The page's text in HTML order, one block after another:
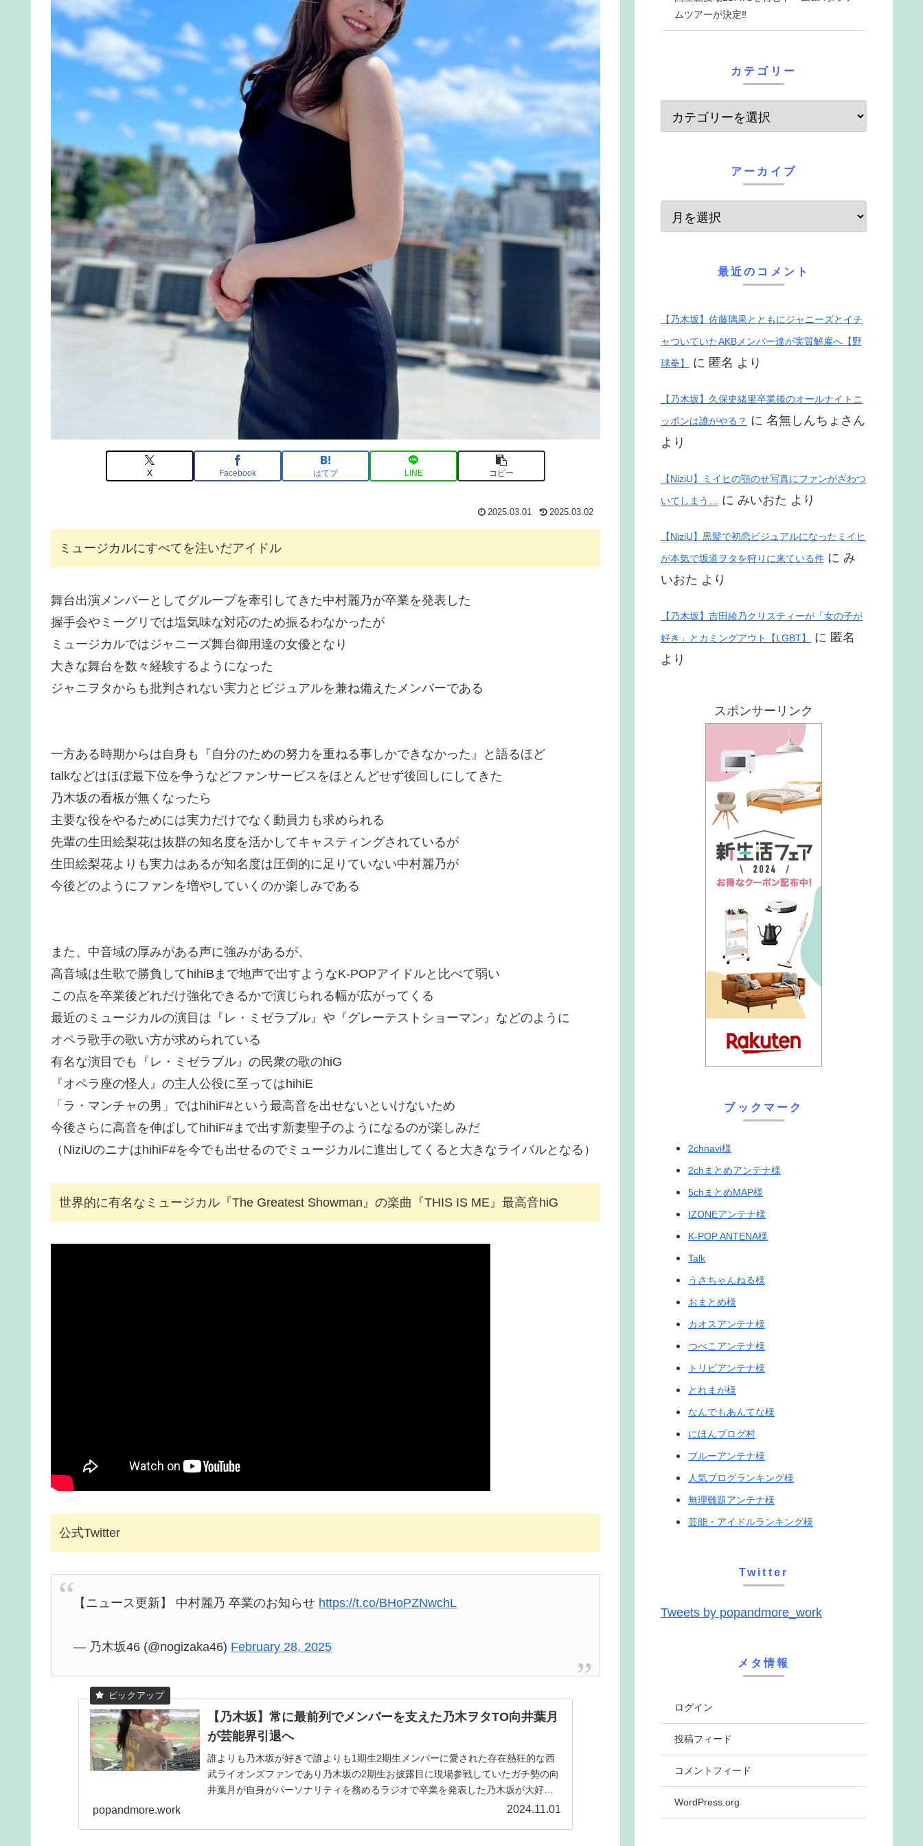
X Facebook はてブ LINE コピー
2025.03.01 2025.03.02
ミュージカルにすべてを注いだアイドル
舞台出演メンバーとしてグループを牽引してきた中村麗乃が卒業を発表した
握手会やミーグリでは塩気味な対応のため振るわなかったが
ミュージカルではジャニーズ舞台御用達の女優となり
大きな舞台を数々経験するようになった
ジャニヲタからも批判されない実力とビジュアルを兼ね備えたメンバーである
一方ある時期からは自身も『自分のための努力を重ねる事しかできなかった』と語るほど
talkなどはほぼ最下位を争うなどファンサービスをほとんどせず後回しにしてきた
乃木坂の看板が無くなったら
主要な役をやるためには実力だけでなく動員力も求められる
先輩の生田絵梨花は抜群の知名度を活かしてキャスティングされているが
生田絵梨花よりも実力はあるが知名度は圧倒的に足りていない中村麗乃が
今後どのようにファンを増やしていくのか楽しみである
また、中音域の厚みがある声に強みがあるが、
高音域は生歌で勝負してhihiBまで地声で出すようなK-POPアイドルと比べて弱い
この点を卒業後どれだけ強化できるかで演じられる幅が広がってくる
最近のミュージカルの演目は『レ・ミゼラブル』や『グレーテストショーマン』などのように
オペラ歌手の歌い方が求められている
有名な演目でも『レ・ミゼラブル』の民衆の歌のhiG
『オペラ座の怪人』の主人公役に至ってはhihiE
「ラ・マンチャの男」ではhihiF#という最高音を出せないといけないため
今後さらに高音を伸ばしてhihiF#まで出す新妻聖子のようになるのが楽しみだ
（NiziUのニナはhihiF#を今でも出せるのでミュージカルに進出してくると大きなライバルとなる）
世界的に有名なミュージカル『The Greatest Showman』の楽曲『THIS IS ME』最高音hiG
公式Twitter
【ニュース更新】 中村麗乃 卒業のお知らせ https://t.co/BHoPZNwchL
— 乃木坂46 (@nogizaka46) February 28, 2025
【乃木坂】常に最前列でメンバーを支えた乃木ヲタTO向井葉月
が芸能界引退へ
誰よりも乃木坂が好きで誰よりも1期生2期生メンバーに愛された存在熱狂的な西
武ライオンズファンであり乃木坂の2期生お披露目に現場参戦していたガチ勢の向
井葉月が自身がパーソナリティを務めるラジオで卒業を発表した乃木坂が大好き
popandmore.work 2024.11.01
ムツアーが決定‼
カテゴリー
アーカイブ
最近のコメント
【乃木坂】佐藤璃果とともにジャニーズとイチ
ャついていたAKBメンバー達が実質解雇へ【野
球拳】
に 匿名 より
【乃木坂】久保史緒里卒業後のオールナイトニ
ッポンは誰がやる？ に 名無しんちょさん
より
【NiziU】ミイヒの顎のせ写真にファンがざわつ
いてしまう… に みいおた より
【NiziU】黒髪で初恋ビジュアルになったミイヒ
が本気で坂道ヲタを狩りに来ている件 に み
いおた より
【乃木坂】吉田綾乃クリスティーが「女の子が
好き」とカミングアウト【LGBT】
に 匿名
より
スポンサーリンク
ブックマーク
2chnavi様
2chまとめアンテナ様
5chまとめMAP様
IZONEアンテナ様
K-POP ANTENA様
Talk
うさちゃんねる様
おまとめ様
カオスアンテナ様
つべこアンテナ様
トリビアンテナ様
とれまが様
なんでもあんてな様
にほんブログ村
ブルーアンテナ様
人気ブログランキング様
無理難題アンテナ様
芸能・アイドルランキング様
Twitter
Tweets by popandmore_work
メタ情報
ログイン
投稿フィード
コメントフィード
WordPress.org